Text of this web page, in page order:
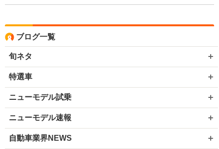
ブログ一覧
旬ネタ
特選車
ニューモデル試乗
ニューモデル速報
自動車業界NEWS